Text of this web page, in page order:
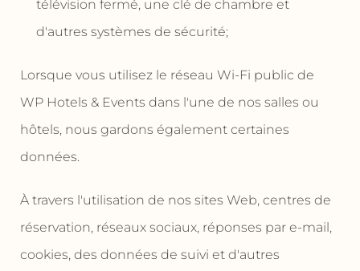
télévision fermé, une clé de chambre et
d'autres systèmes de sécurité;
Lorsque vous utilisez le réseau Wi-Fi public de
WP Hotels & Events dans l'une de nos salles ou
hôtels, nous gardons également certaines
données.
À travers l'utilisation de nos sites Web, centres de
réservation, réseaux sociaux, réponses par e-mail,
cookies, des données de suivi et d'autres